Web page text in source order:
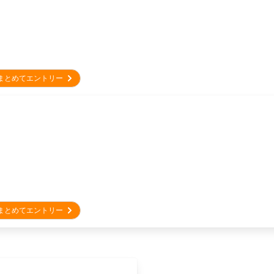
とめてエントリー
とめてエントリー